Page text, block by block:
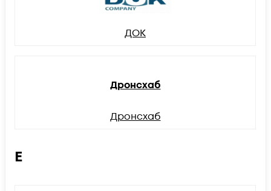
ДОК
Дронсхаб
Дронсхаб
Е